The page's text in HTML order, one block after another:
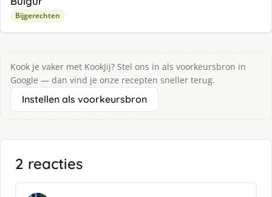
Bijgerechten
Kook je vaker met KookJij? Stel ons in als voorkeursbron in
Google — dan vind je onze recepten sneller terug.
Instellen als voorkeursbron
2 reacties